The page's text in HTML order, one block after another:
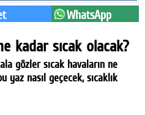
WhatsApp
kadar sıcak olacak?
gözler sıcak havaların ne
yaz nasıl geçecek, sıcaklık